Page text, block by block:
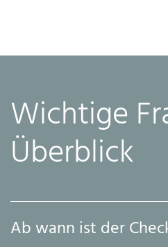
Wichtige
Überblick
Ab wann ist der